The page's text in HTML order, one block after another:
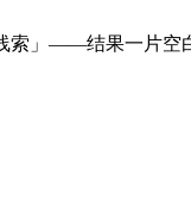
」——结果一片空